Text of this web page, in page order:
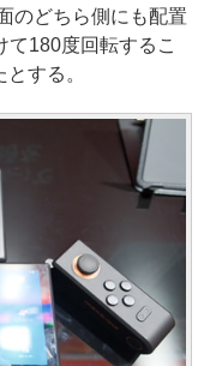
のどちら側にも配置
て180度回転するこ
する。